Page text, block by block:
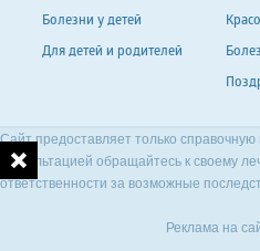
Болезни у детей
Для детей и родителей
Сайт предоставляет только
консультацией обращайтесь к своему
ответственности за возможные
Реклама на